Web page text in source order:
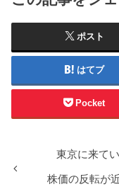
ポスト
はてブ
Pocket
東京に来て
株価の反転が